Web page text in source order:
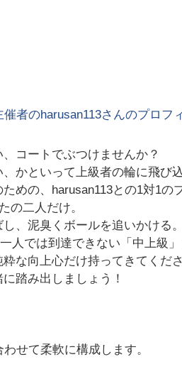
催者のharusan113さんのプロフ
コートでぶつけませんか？
かといって上級者の輪に飛び
めの、harusan113との1対1の
の二人だけ。
、泥臭くボールを追いかける。
人では到達できない「中上級」
な向上心だけ持ってきてくださ
踏み出しましょう！
せて柔軟に構成します。